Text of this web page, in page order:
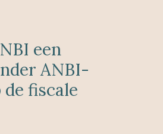
een
ANBI-
fiscale